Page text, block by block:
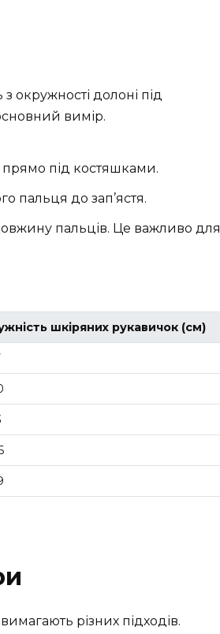
окружності долоні під
вимір.
прямо під костяшками.
пальця до зап’ястя.
пальців. Це важливо для
шкіряних рукавичок (см)
різних підходів.